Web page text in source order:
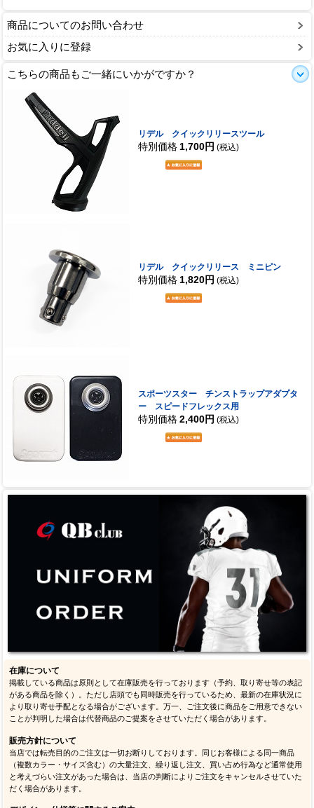
商品についてのお問い合わせ
お気に入りに登録
こちらの商品もご一緒にいかがですか？
リデル クイックリリースツール
特別価格 1,700円 (税込)
リデル クイックリリース ミニピン
特別価格 1,820円 (税込)
スポーツスター チンストラップアダプタ
ー スピードフレックス用
特別価格 2,400円 (税込)
在庫について
掲載している商品は原則として在庫販売を行っております（予約、取り寄せ等の表記
がある商品を除く）。ただし店頭でも同時販売を行っているため、最新の在庫状況に
より取り寄せ手配となる場合がございます。万一、ご注文後に商品をご用意できない
ことが判明した場合は代替商品のご提案をさせていただく場合があります。
販売方針について
当店では転売目的のご注文は一切お断りしております。同じお客様による同一商品
（複数カラー・サイズ含む）の大量注文、繰り返し注文、買い占め行為など通常使用
と考えづらい注文があった場合は、当店の判断によりご注文をキャンセルさせていた
だく場合があります。